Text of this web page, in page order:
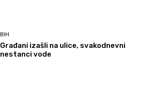
BIH
Građani izašli na ulice, svakodnevni
nestanci vode